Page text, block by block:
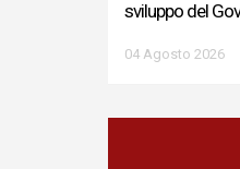
sviluppo del
04 Agosto 2026
Sigismondi,
cordoglio e